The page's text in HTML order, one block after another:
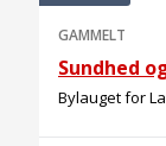
GAMMELT
Sundhed
Bylauget for